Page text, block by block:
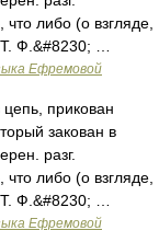
либо (о взгляде,
Ф.&#8230; …
Ефремовой
прикован
закован в
разг.
либо (о взгляде,
Ф.&#8230; …
Ефремовой